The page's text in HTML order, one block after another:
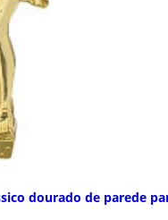
dourado de parede